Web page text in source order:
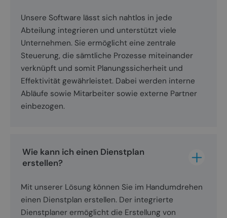
Unsere Software lässt sich nahtlos in jede
Abteilung integrieren und unterstützt viele
Unternehmen. Sie ermöglicht eine zentrale
Steuerung, die sämtliche Prozesse miteinander
verknüpft und somit Planungssicherheit und
Effektivität gewährleistet. Dabei werden interne
Abläufe sowie Mitarbeiter sowie externe Partner
einbezogen.
Wie kann ich einen Dienstplan
erstellen?
Mit unserer Lösung können Sie im Handumdrehen
einen Dienstplan erstellen. Der integrierte
Dienstplaner ermöglicht die Erstellung von